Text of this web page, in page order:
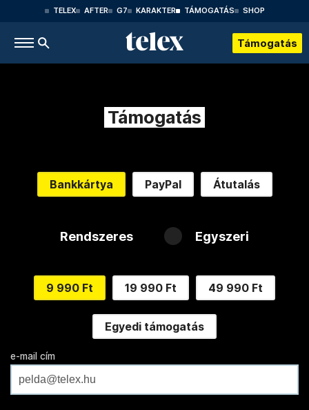
TELEX AFTER G7 KARAKTER TÁMOGATÁS SHOP
Támogatás
Támogatás
Bankkártya PayPal Átutalás
Rendszeres Egyszeri
9 990 Ft 19 990 Ft 49 990 Ft
Egyedi támogatás
e-mail cím